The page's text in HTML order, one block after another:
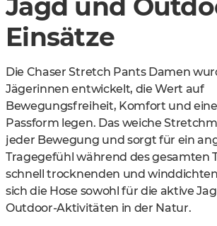
Einsätze
Die Chaser Stretch Pants Damen
Jägerinnen entwickelt, die Wert auf
Bewegungsfreiheit, Komfort und
Passform legen. Das weiche
jeder Bewegung und sorgt für ein
Tragegefühl während des gesamten
schnell trocknenden und
sich die Hose sowohl für die aktive
Outdoor-Aktivitäten in der Natur.